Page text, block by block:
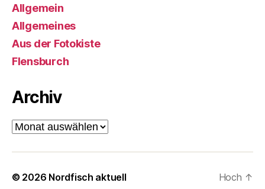
Allgemein
Allgemeines
Aus der Fotokiste
Flensburch
Archiv
Archiv
© 2026 Nordfisch aktuell Hoch ↑